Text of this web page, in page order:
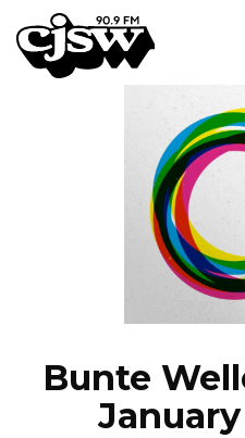
CJSW
Bunte
January